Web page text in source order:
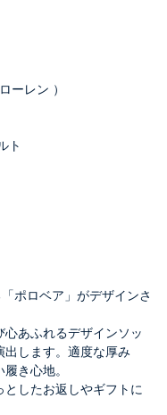
ーレン ）
ト
ポロベア」がデザインさ
あふれるデザインソッ
出します。適度な厚み
き心地。
したお返しやギフトに